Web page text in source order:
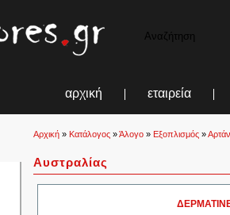
αρχική εταιρεία
Αρχική » Κατάλογος »Άλογο » Εξοπλισμός »
Αυστραλίας